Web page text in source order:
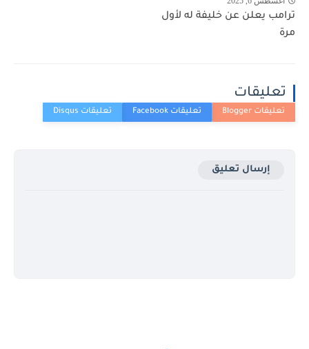
ترامب يعلن عن خليفة له لأول
مرة
تعليقات
إرسال تعليق